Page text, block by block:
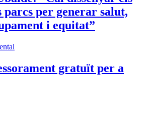
parcs per generar salut,
i equitat”
gratuït per a